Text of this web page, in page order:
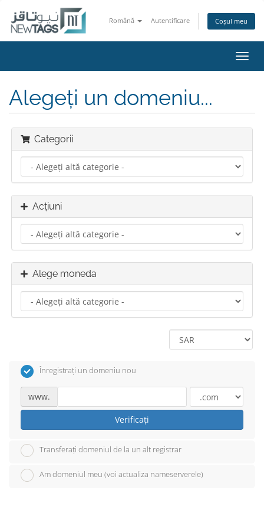
Română Autentificare Coșul meu
Alegeți un domeniu...
Categorii
Acțiuni
Alege moneda
Înregistrați un domeniu nou
www.
Verificați
Transferați domeniul de la un alt registrar
Am domeniul meu (voi actualiza nameserverele)